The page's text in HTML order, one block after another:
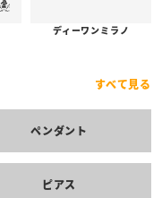
ディーワンミラノ
すべて見る
ペンダント
ピアス